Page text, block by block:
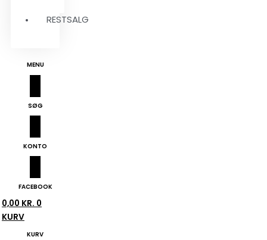
RESTSALG
MENU
SØG
KONTO
FACEBOOK
0,00 KR. 0
KURV
KURV